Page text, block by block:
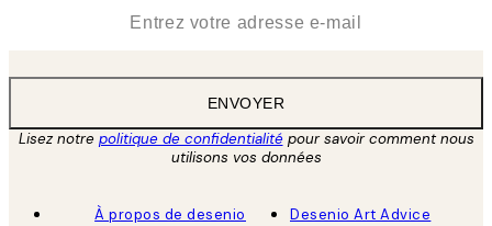
ENVOYER
Lisez notre politique de confidentialitépour savoir comment nous
utilisons vos données
À propos de desenio
Desenio Art Advice